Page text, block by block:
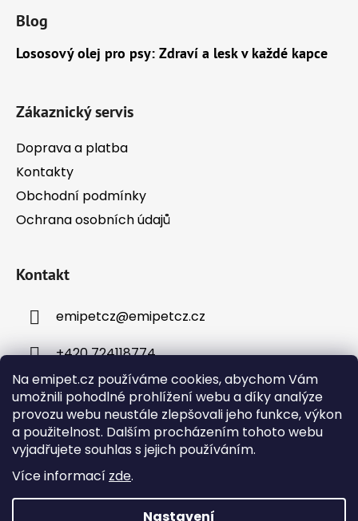
Na emipet.cz používáme cookies, abychom Vám
umožnili pohodlné prohlížení webu a díky analýze
provozu webu neustále zlepšovali jeho funkce, výkon
a použitelnost. Dalším procházením tohoto webu
vyjadřujete souhlas s jejich používáním.
Více informací zde.
Nastavení
Blog
Lososový olej pro psy: Zdraví a lesk v každé kapce
Zákaznický servis
Doprava a platba
Kontakty
Obchodní podmínky
Ochrana osobních údajů
Kontakt
emipetcz@emipetcz.cz
+420 724118774
Instagram